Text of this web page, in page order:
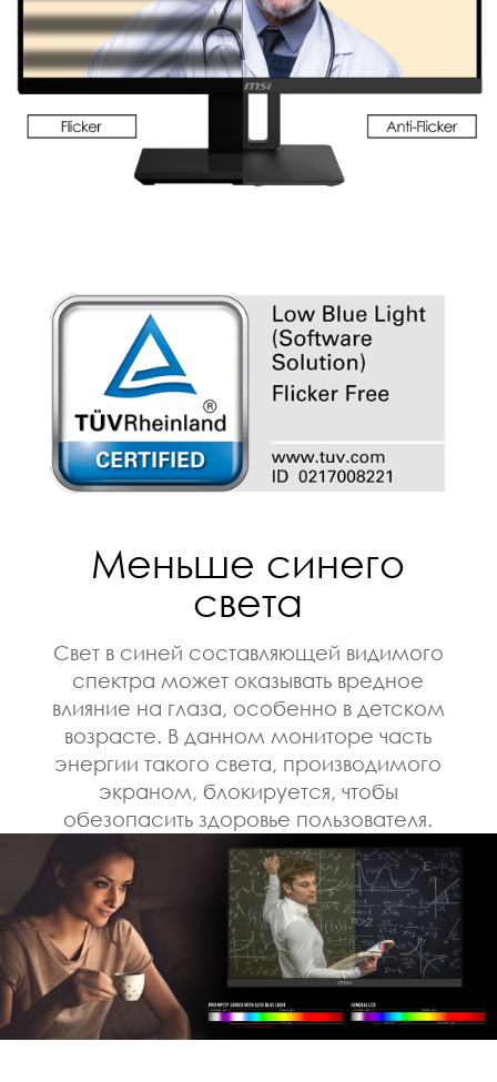
Меньше синего
света
Свет в синей составляющей видимого
спектра может оказывать вредное
влияние на глаза, особенно в детском
возрасте. В данном мониторе часть
энергии такого света, производимого
экраном, блокируется, чтобы
обезопасить здоровье пользователя.